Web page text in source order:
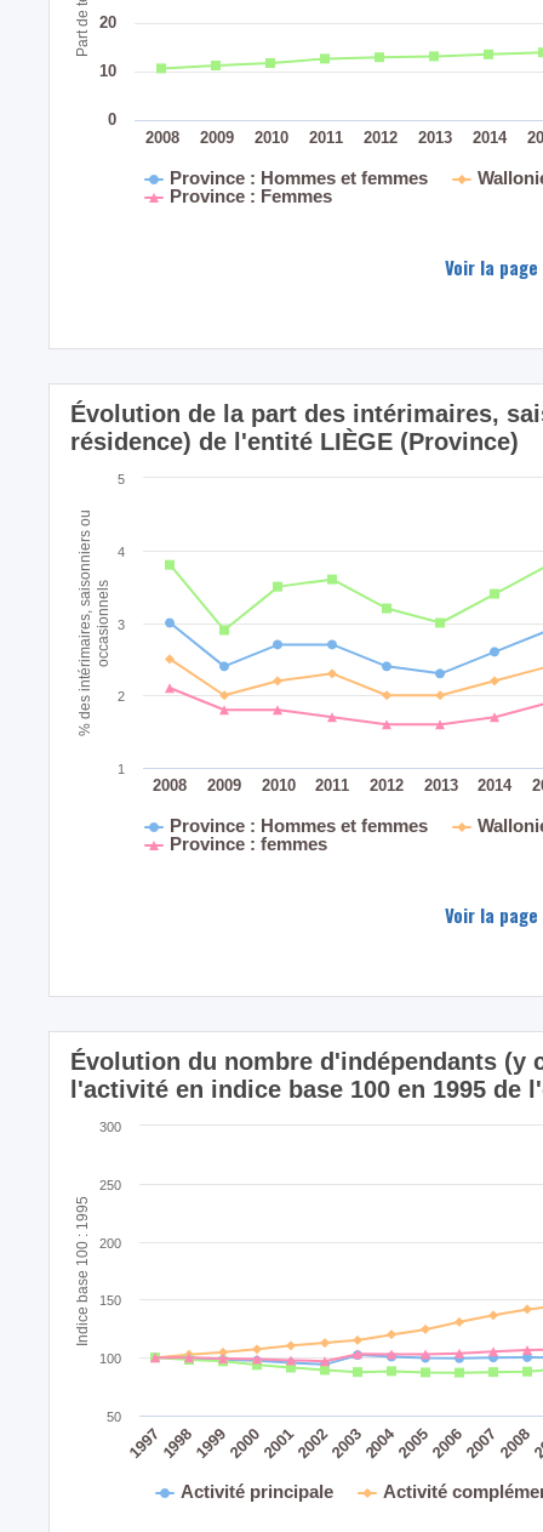
Province : Hommes et femmes
Province : Femmes
2008 2009 2010 2011 2012 2013 2014
0
10
20
Voir la
% des intérimaires, saisonniers ouoccasionnels
Évolution de la part des intérimaires,
résidence) de l'entité LIÈGE (Province)
Province : Hommes et femmes
Province : femmes
2008 2009 2010 2011 2012 2013 2014
1
2
3
4
5
Voir la
Indice base 100 : 1995
Évolution du nombre d'indépendants (y
l'activité en indice base 100 en 1995 de
Activité principale Activité
199719981999200020012002200320042005200620072008
50
100
150
200
250
300